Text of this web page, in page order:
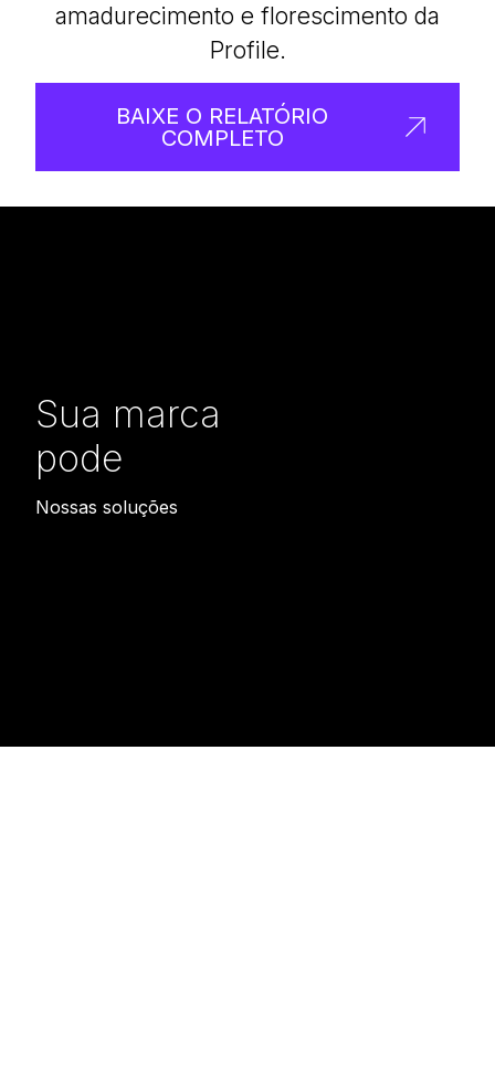
amadurecimento e florescimento da
Profile.
BAIXE O RELATÓRIO
COMPLETO
Sua marca
pode
Nossas soluções